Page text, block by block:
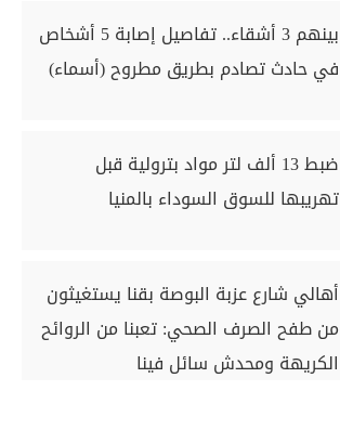
بينهم 3 أشقاء.. تفاصيل إصابة 5 أشخاص
في حادث تصادم بطريق مطروح (أسماء)
ضبط 13 ألف لتر مواد بترولية قبل
تهريبها للسوق السوداء بالمنيا
أهالي شارع عزبة البوصة بقنا يستغيثون
من طفح الصرف الصحي: تعبنا من الروائح
الكريهة ومحدش سائل فينا